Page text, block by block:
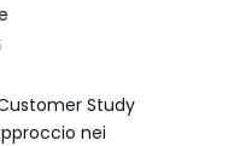
Study
nei